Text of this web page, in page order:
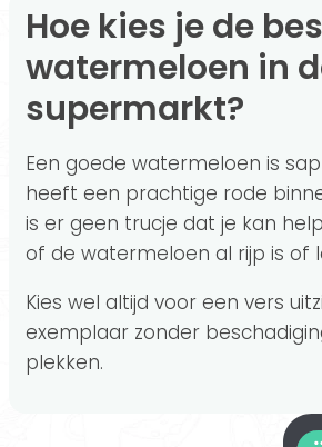
Hoe kies je de beste
watermeloen in
supermarkt?
Een goede watermeloen is
heeft een prachtige rode
is er geen trucje dat je kan
of de watermeloen al rijp is of
Kies wel altijd voor een vers
exemplaar zonder
plekken.